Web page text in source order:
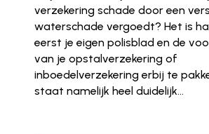
verzekering schade door een
waterschade vergoedt? Het is
eerst je eigen polisblad en de
van je opstalverzekering of
inboedelverzekering erbij te
staat namelijk heel duidelijk...